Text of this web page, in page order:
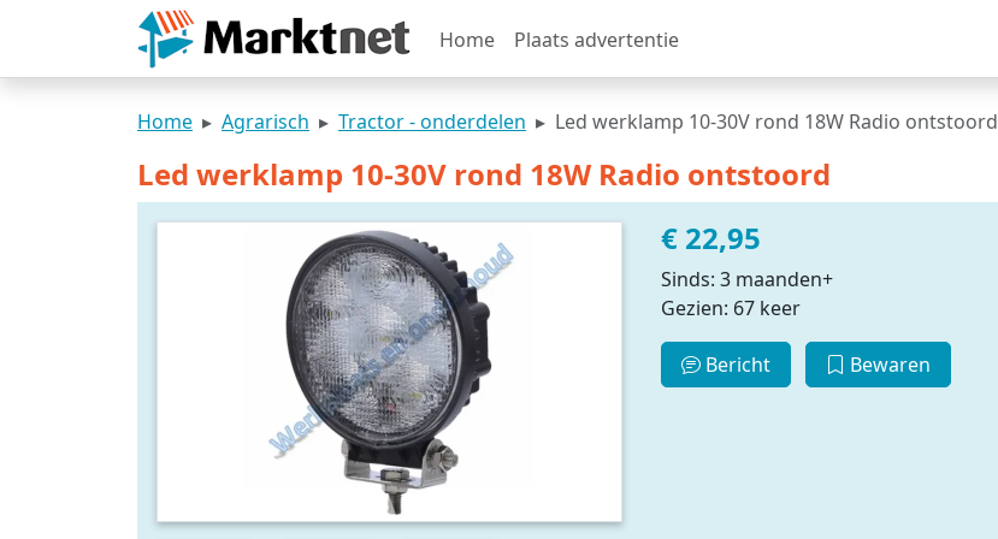
Home Plaats advertentie
Home Agrarisch Tractor - onderdelen Led werklamp 10-30V rond 18W Radio ontstoord
Led werklamp 10-30V rond 18W Radio ontstoord
€ 22,95
Sinds: 3 maanden+
Gezien: 67 keer
Bericht Bewaren